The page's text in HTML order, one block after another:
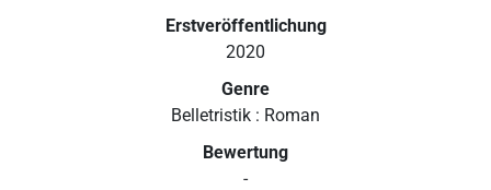
Erstveröffentlichung
2020
Genre
Belletristik : Roman
Bewertung
-